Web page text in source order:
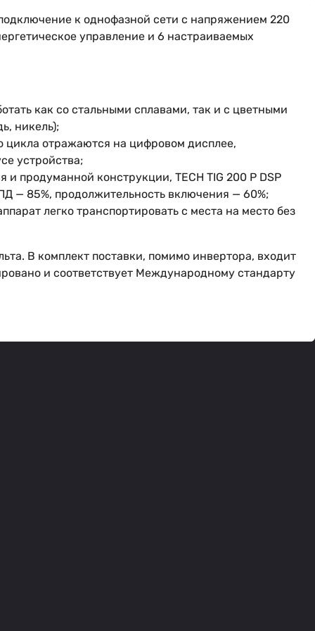
к однофазной сети с напряжением 220
управление и 6 настраиваемых
как со стальными сплавами, так и с цветными
никель);
цикла отражаются на цифровом дисплее,
устройства;
продуманной конструкции, TECH TIG 200 P DSP
— 85%, продолжительность включения — 60%;
легко транспортировать с места на место без
В комплект поставки, помимо инвертора, входит
и соответствует Международному стандарту